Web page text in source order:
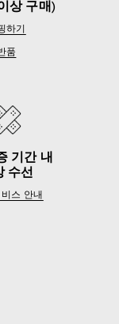
상 구매)
하기
품
기간 내
수선
스 안내